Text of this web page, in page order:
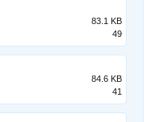
83.1 KB
49
84.6 KB
41